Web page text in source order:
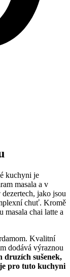
kuchyni je
masala a v
jako jsou
chuť. Kromě
masala chai latte a
Kvalitní
dodává výraznou
druzích sušenek,
pro tuto kuchyni